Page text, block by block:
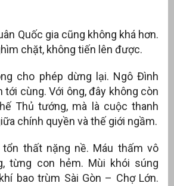
Quốc gia cũng không khá hơn.
chặt, không tiến lên được.
cho phép dừng lại. Ngô Đình
tới cùng. Với ông, đây không còn
Thủ tướng, mà là cuộc thanh
chính quyền và thế giới ngầm.
thất nặng nề. Máu thấm vô
từng con hẻm. Mùi khói súng
bao trùm Sài Gòn – Chợ Lớn.